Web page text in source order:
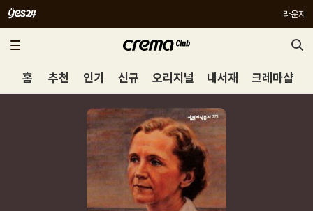
라운지
홈 추천 인기 신규 오리지널 내서재 크레마샵